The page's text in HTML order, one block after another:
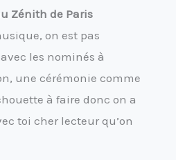
Zénith de Paris
on est pas
les nominés à
une cérémonie comme
à faire donc on a
toi cher lecteur qu’on